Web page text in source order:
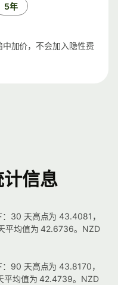
5年
加价，不会加入隐性费
信息
30 天高点为 43.4081，
平均值为 42.6736。NZD
90 天高点为 43.8170，
平均值为 42.4739。NZD